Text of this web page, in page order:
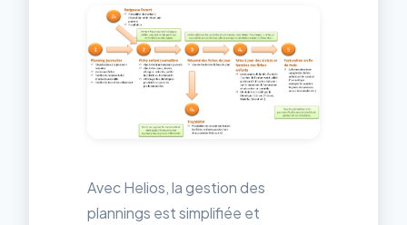
Avec Helios, la gestion des
plannings est simplifiée et